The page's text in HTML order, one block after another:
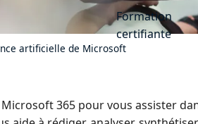
Formation
certifiante
artificielle de Microsoft
365 pour vous assister